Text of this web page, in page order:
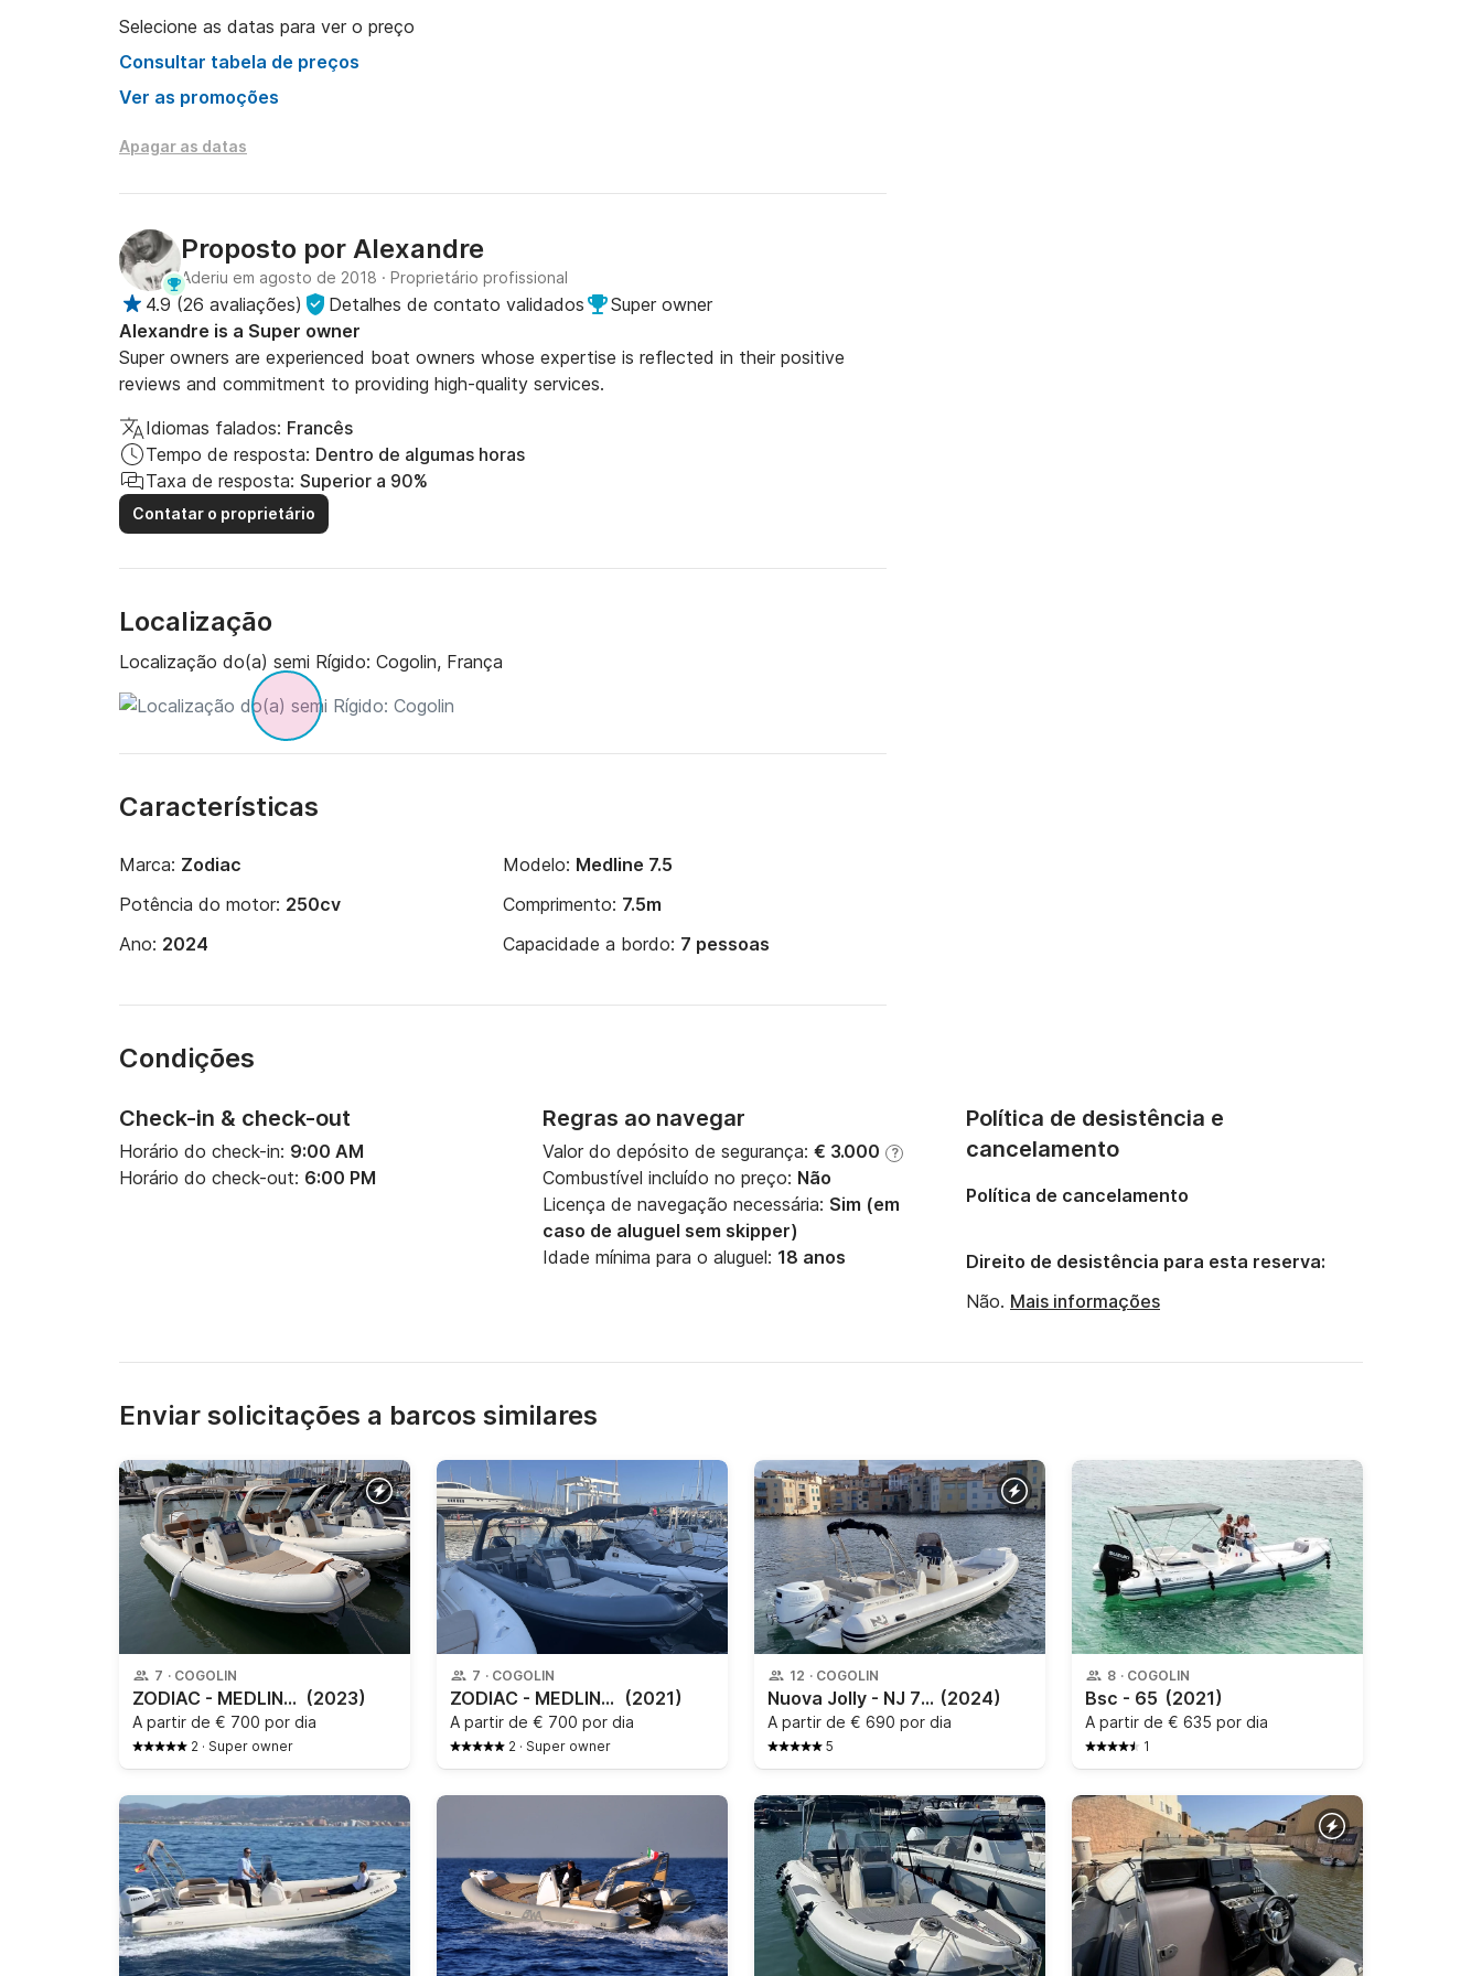
Selecione as datas para ver o preço
Consultar tabela de preços
Ver as promoções
Apagar as datas
Proposto por Alexandre
Aderiu em agosto de 2018 · Proprietário profissional
4.9 (26 avaliações) Detalhes de contato validados
Super owner
Alexandre is a Super owner
Super owners are experienced boat owners whose expertise is reflected in their positive
reviews and commitment to providing high-quality services.
Idiomas falados: Francês
Tempo de resposta: Dentro de algumas horas
Taxa de resposta: Superior a 90%
Contatar o proprietário
Localização
Localização do(a) semi Rígido: Cogolin, França
Características
Marca: Zodiac Modelo: Medline 7.5
Potência do motor: 250cv Comprimento: 7.5m
Ano: 2024 Capacidade a bordo: 7 pessoas
Condições
Check-in & check-out
Horário do check-in: 9:00 AM
Horário do check-out: 6:00 PM
Regras ao navegar
Valor do depósito de segurança: € 3.000 ?
Combustível incluído no preço: Não
Licença de navegação necessária: Sim (em
caso de aluguel sem skipper)
Idade mínima para o aluguel: 18 anos
Política de desistência e
cancelamento
Política de cancelamento
Direito de desistência para esta reserva:
Não. Mais informações
Enviar solicitações a barcos similares
7 · COGOLIN
ZODIAC - MEDLINE 7.5 (2023)
A partir de € 700 por dia
2 · Super owner
7 · COGOLIN
ZODIAC - MEDLINE 7.5 (2021)
A partir de € 700 por dia
2 · Super owner
12 · COGOLIN
Nuova Jolly - NJ 700 XL (2024)
A partir de € 690 por dia
5
8 · COGOLIN
Bsc - 65 (2021)
A partir de € 635 por dia
1